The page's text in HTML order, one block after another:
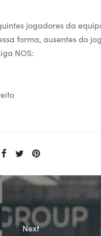
jogadores da
forma, ausentes do
NOS:
Next